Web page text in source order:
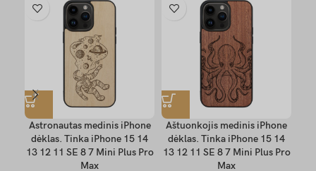
Astronautas medinis iPhone
dėklas. Tinka iPhone 15 14
13 12 11 SE 8 7 Mini Plus Pro
Max
Aštuonkojis medinis iPhone
dėklas. Tinka iPhone 15 14
13 12 11 SE 8 7 Mini Plus Pro
Max